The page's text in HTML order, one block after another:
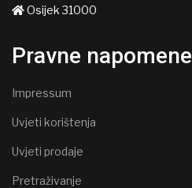
Osijek 31000
Pravne napomene
Impressum
Uvjeti korištenja
Uvjeti prodaje
Pretraživanje